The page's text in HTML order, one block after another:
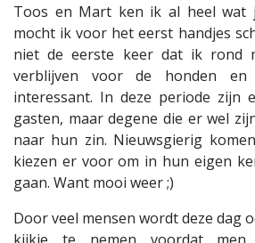
Toos en Mart ken ik al heel wat
mocht ik voor het eerst handjes
niet de eerste keer dat ik rond
verblijven voor de honden
interessant. In deze periode zijn
gasten, maar degene die er wel
naar hun zin. Nieuwsgierig
kiezen er voor om in hun eigen
gaan. Want mooi weer ;)
Door veel mensen wordt deze dag